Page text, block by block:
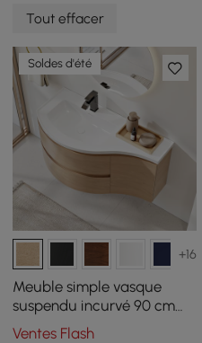
Tout effacer
Soldes d'été
+16
Meuble simple vasque
suspendu incurvé 90 cm
avec rangement
Ventes Flash